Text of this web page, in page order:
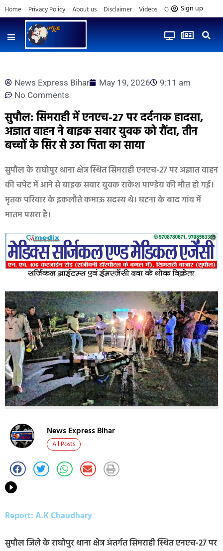
Home Privacy Policy About us Disclaimer Videos Contact us
Sign up
News Express Bihar May 19, 2026
9:11 am
No Comments
सुपौल: सिमराही में एनएच-27 पर दर्दनाक हादसा,
अज्ञात वाहन ने बाइक सवार युवक को रौंदा, तीन
बच्चों के सिर से उठा पिता का साया
सुपौल के राघोपुर थाना क्षेत्र स्थित सिमराही एनएच-27 पर अज्ञात वाहन
की चपेट में आने से बाइक सवार युवक राकेश पाण्डेय की मौत हो गई।
मृतक परिवार के इकलौते कमाऊ सदस्य थे। घटना के बाद गांव में
मातम पसरा है।
News Express Bihar
All Posts
Report: A.K Chaudhary
सुपौल जिले के राघोपुर थाना क्षेत्र अंतर्गत सिमराही स्थित एनएच-27 पर